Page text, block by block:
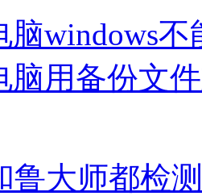
脑windows
脑用备份文
鲁大师都检